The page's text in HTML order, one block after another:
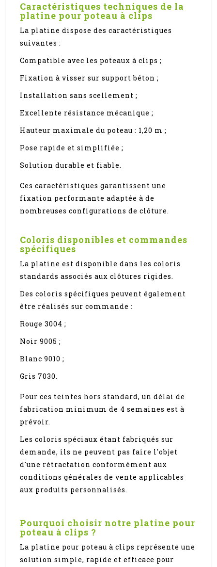
Caractéristiques techniques de la
platine pour poteau à clips
La platine dispose des caractéristiques
suivantes :
Compatible avec les poteaux à clips ;
Fixation à visser sur support béton ;
Installation sans scellement ;
Excellente résistance mécanique ;
Hauteur maximale du poteau : 1,20 m ;
Pose rapide et simplifiée ;
Solution durable et fiable.
Ces caractéristiques garantissent une
fixation performante adaptée à de
nombreuses configurations de clôture.
Coloris disponibles et commandes
spécifiques
La platine est disponible dans les coloris
standards associés aux clôtures rigides.
Des coloris spécifiques peuvent également
être réalisés sur commande :
Rouge 3004 ;
Noir 9005 ;
Blanc 9010 ;
Gris 7030.
Pour ces teintes hors standard, un délai de
fabrication minimum de 4 semaines est à
prévoir.
Les coloris spéciaux étant fabriqués sur
demande, ils ne peuvent pas faire l'objet
d'une rétractation conformément aux
conditions générales de vente applicables
aux produits personnalisés.
Pourquoi choisir notre platine pour
poteau à clips ?
La platine pour poteau à clips représente une
solution simple, rapide et efficace pour